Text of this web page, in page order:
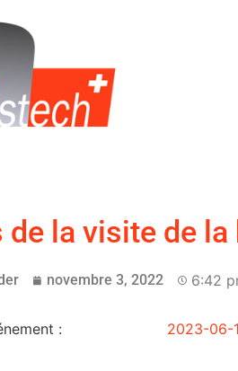
de la visite de
novembre 3, 2022 6:42
: 2023-06-